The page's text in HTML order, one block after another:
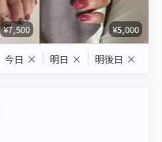
¥7,500 ¥5,000
今日 × 明日 × 明後日 ×